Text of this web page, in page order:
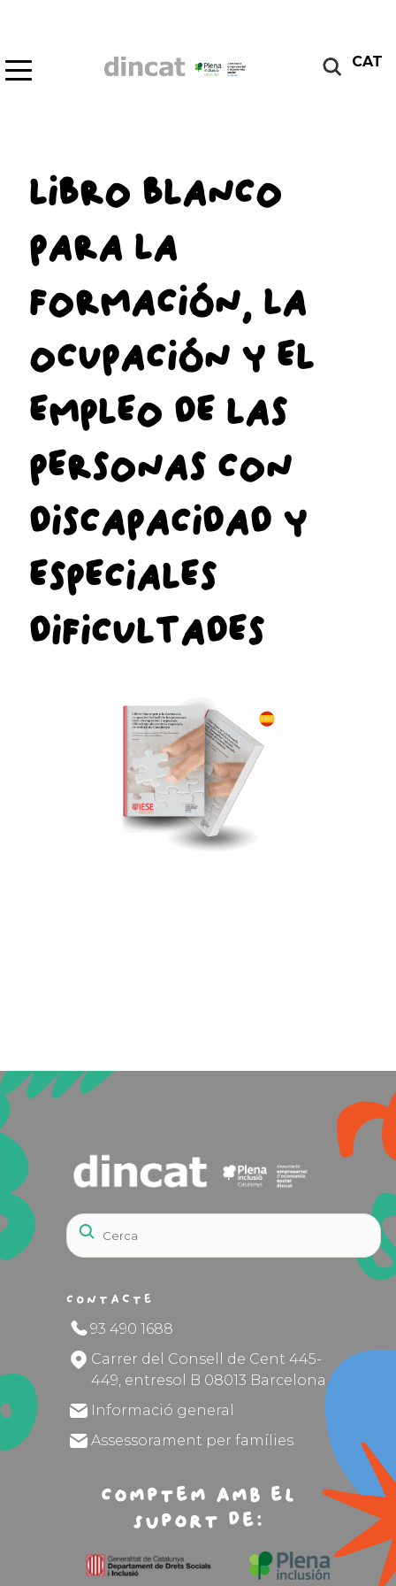
CAT
LIBRO BLANCO
PARA LA
FORMACIÓN, LA
OCUPACIÓN Y EL
EMPLEO DE LAS
PERSONAS CON
DISCAPACIDAD Y
ESPECIALES
DIFICULTADES
Contacte
93 490 1688
Carrer del Consell de Cent 445-
449, entresol B 08013 Barcelona
Informació general
Assessorament per famílies
Comptem amb el
suport de: